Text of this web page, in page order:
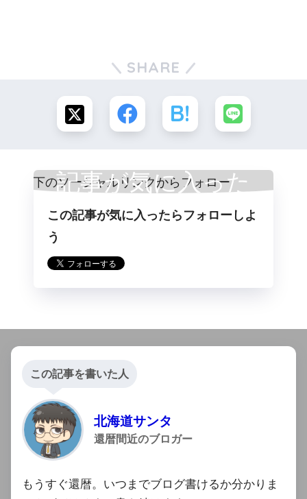
SHARE
記事が気に入った
らフォロー
この記事が気に入ったらフォローしよ
う
この記事を書いた人
北海道サンタ
還暦間近のブロガー
もうすぐ還暦。いつまでブログ書けるか分かりま